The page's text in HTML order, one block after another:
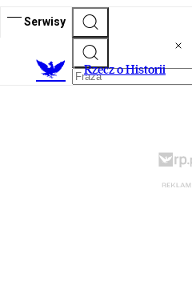
Serwisy
Rzecz o Historii